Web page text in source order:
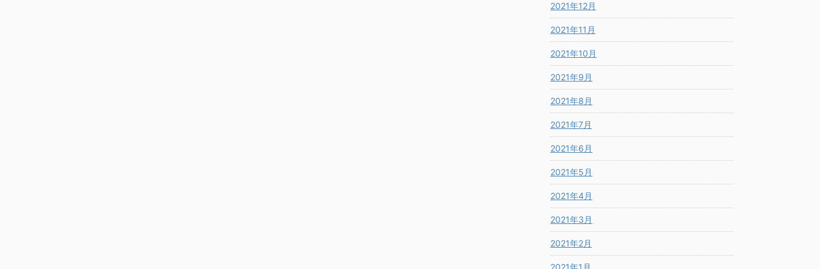
2021年12月
2021年11月
2021年10月
2021年9月
2021年8月
2021年7月
2021年6月
2021年5月
2021年4月
2021年3月
2021年2月
2021年1月